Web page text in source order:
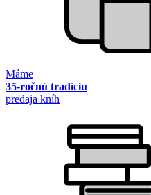
Máme
35-ročnú tradíciu
predaja kníh